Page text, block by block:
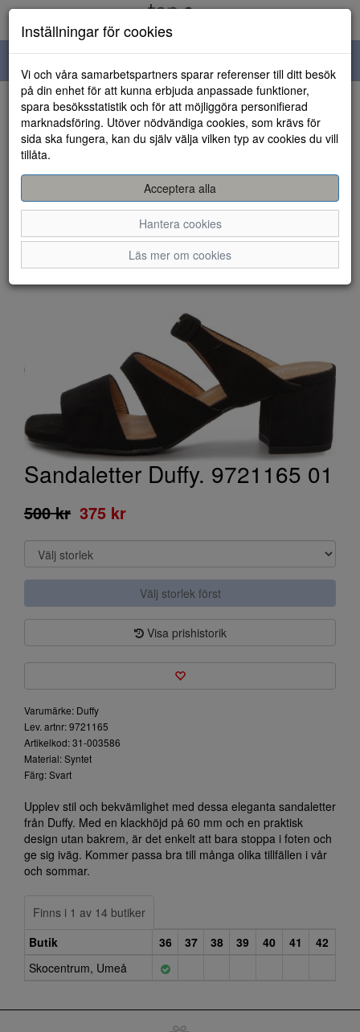
navigation
HEM
Sandaletter Duffy. 9721165 01
500 kr 375 kr
Välj storlek först
Visa prishistorik
Varumärke: Duffy
Lev. artnr: 9721165
Artikelkod: 31-003586
Material: Syntet
Färg: Svart
Upplev stil och bekvämlighet med dessa eleganta sandaletter
från Duffy. Med en klackhöjd på 60 mm och en praktisk
design utan bakrem, är det enkelt att bara stoppa i foten och
ge sig iväg. Kommer passa bra till många olika tillfällen i vår
och sommar.
Finns i 1 av 14 butiker
Butik
36 37 38 39 40 41
42
Skocentrum, Umeå
Inställningar för cookies
Vi och våra samarbetspartners sparar referenser till ditt besök
på din enhet för att kunna erbjuda anpassade funktioner,
spara besöksstatistik och för att möjliggöra personifierad
marknadsföring. Utöver nödvändiga cookies, som krävs för
sida ska fungera, kan du själv välja vilken typ av cookies du vill
tillåta.
Acceptera alla
Hantera cookies
Läs mer om cookies